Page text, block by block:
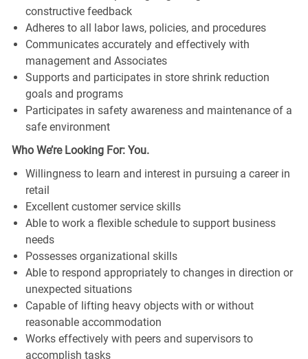
constructive feedback
Adheres to all labor laws, policies, and procedures
Communicates accurately and effectively with
management and Associates
Supports and participates in store shrink reduction
goals and programs
Participates in safety awareness and maintenance of a
safe environment
Who We’re Looking For: You.
Willingness to learn and interest in pursuing a career in
retail
Excellent customer service skills
Able to work a flexible schedule to support business
needs
Possesses organizational skills
Able to respond appropriately to changes in direction or
unexpected situations
Capable of lifting heavy objects with or without
reasonable accommodation
Works effectively with peers and supervisors to
accomplish tasks